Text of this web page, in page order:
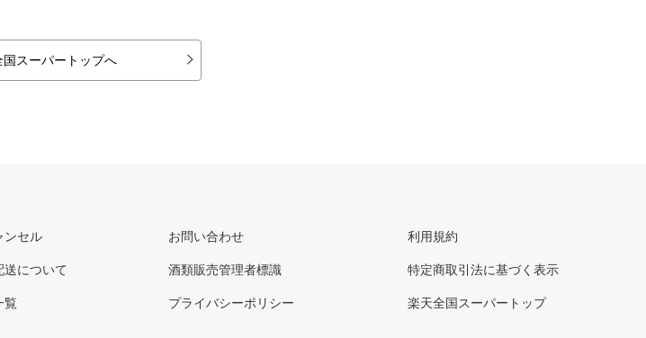
国スーパートップへ
ンセル
について
覧
お問い合わせ
酒類販売管理者標識
プライバシーポリシー
利用規約
特定商取引法に基づく表示
楽天全国スーパートップ